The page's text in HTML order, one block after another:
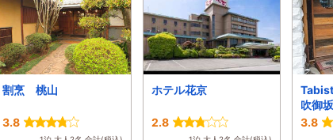
割烹 桃山
3.8
ホテル花京
2.8
吹御坂
3.8